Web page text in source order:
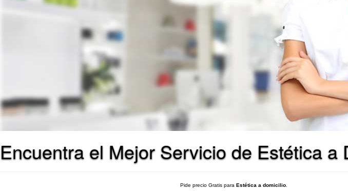
Encuentra el Mejor Servicio de Estética a
Pide precio Gratis para Estética a domicilio